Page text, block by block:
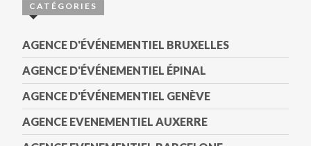
CATÉGORIES
AGENCE D'ÉVÉNEMENTIEL BRUXELLES
AGENCE D'ÉVÉNEMENTIEL ÉPINAL
AGENCE D'ÉVÉNEMENTIEL GENÈVE
AGENCE EVENEMENTIEL AUXERRE